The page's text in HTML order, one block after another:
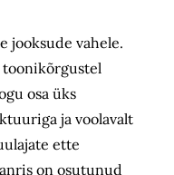
jooksude vahele.
osa üks
ja voolavalt
ette
on osutunud